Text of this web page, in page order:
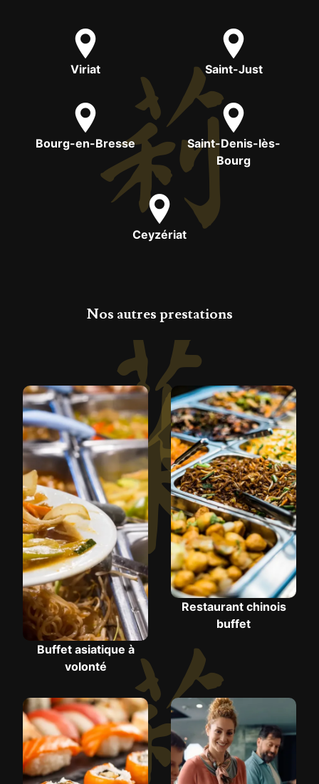
Viriat Saint-Just
Bourg-en-Bresse
Saint-Denis-lès-
Bourg
Ceyzériat
Nos autres prestations
Buffet asiatique à
volonté
Restaurant chinois
buffet